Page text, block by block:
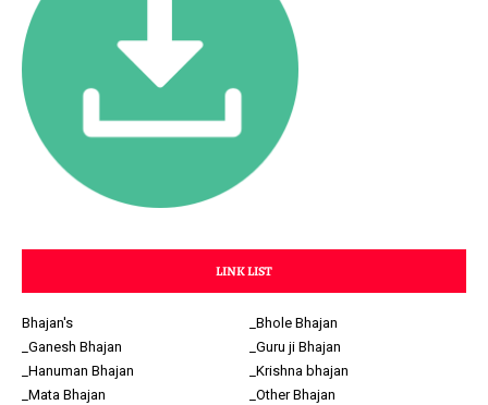
LINK LIST
Bhajan's
_Bhole Bhajan
_Ganesh Bhajan
_Guru ji Bhajan
_Hanuman Bhajan
_Krishna bhajan
_Mata Bhajan
_Other Bhajan